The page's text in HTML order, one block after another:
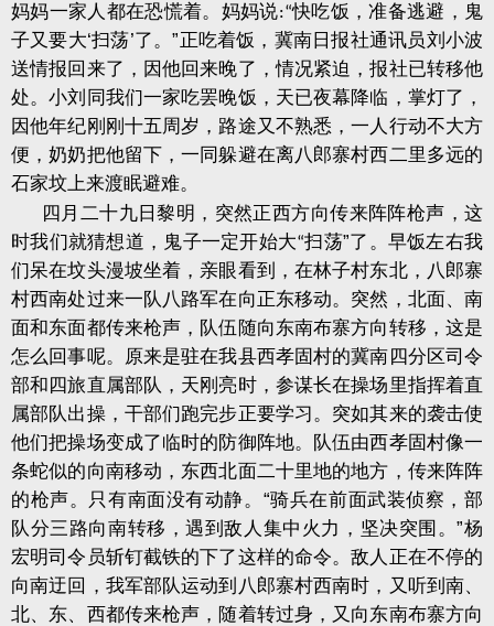
妈妈一家人都在恐慌着。妈妈说:“快吃饭，准备逃避，鬼
子又要大‘扫荡’了。”正吃着饭，冀南日报社通讯员刘小波
送情报回来了，因他回来晚了，情况紧迫，报社已转移他
处。小刘同我们一家吃罢晚饭，天已夜幕降临，掌灯了，
因他年纪刚刚十五周岁，路途又不熟悉，一人行动不大方
便，奶奶把他留下，一同躲避在离八郎寨村西二里多远的
石家坟上来渡眠避难。
四月二十九日黎明，突然正西方向传来阵阵枪声，这
时我们就猜想道，鬼子一定开始大“扫荡”了。早饭左右我
们呆在坟头漫坡坐着，亲眼看到，在林子村东北，八郎寨
村西南处过来一队八路军在向正东移动。突然，北面、南
面和东面都传来枪声，队伍随向东南布寨方向转移，这是
怎么回事呢。原来是驻在我县西孝固村的冀南四分区司令
部和四旅直属部队，天刚亮时，参谋长在操场里指挥着直
属部队出操，干部们跑完步正要学习。突如其来的袭击使
他们把操场变成了临时的防御阵地。队伍由西孝固村像一
条蛇似的向南移动，东西北面二十里地的地方，传来阵阵
的枪声。只有南面没有动静。 “骑兵在前面武装侦察，部
队分三路向南转移，遇到敌人集中火力，坚决突围。”杨
宏明司令员斩钉截铁的下了这样的命令。敌人正在不停的
向南迂回，我军部队运动到八郎寨村西南时，又听到南、
北、东、西都传来枪声，随着转过身，又向东南布寨方向